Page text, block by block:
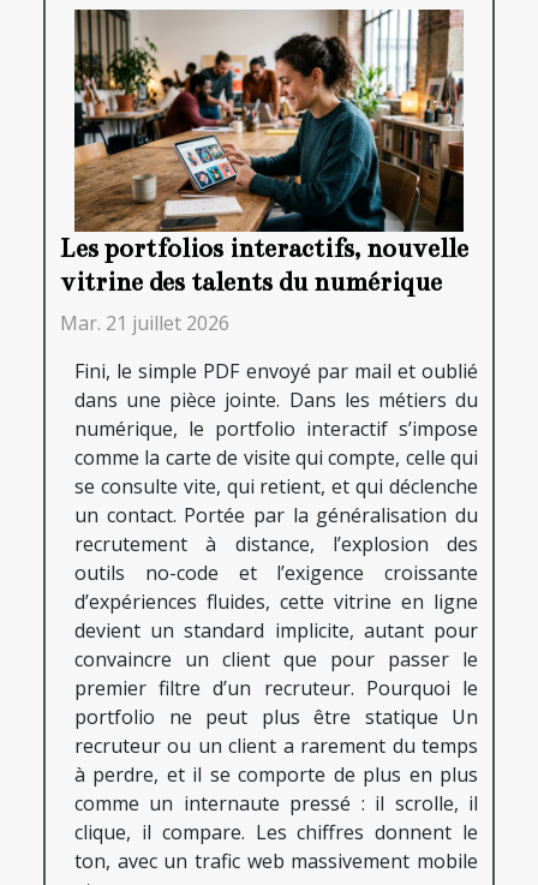
Les portfolios interactifs, nouvelle
vitrine des talents du numérique
Mar. 21 juillet 2026
Fini, le simple PDF envoyé par mail et oublié
dans une pièce jointe. Dans les métiers du
numérique, le portfolio interactif s’impose
comme la carte de visite qui compte, celle qui
se consulte vite, qui retient, et qui déclenche
un contact. Portée par la généralisation du
recrutement à distance, l’explosion des
outils no-code et l’exigence croissante
d’expériences fluides, cette vitrine en ligne
devient un standard implicite, autant pour
convaincre un client que pour passer le
premier filtre d’un recruteur. Pourquoi le
portfolio ne peut plus être statique Un
recruteur ou un client a rarement du temps
à perdre, et il se comporte de plus en plus
comme un internaute pressé : il scrolle, il
clique, il compare. Les chiffres donnent le
ton, avec un trafic web massivement mobile